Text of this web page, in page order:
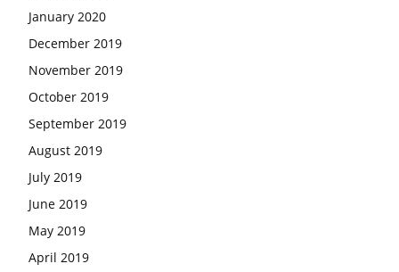
January 2020
December 2019
November 2019
October 2019
September 2019
August 2019
July 2019
June 2019
May 2019
April 2019